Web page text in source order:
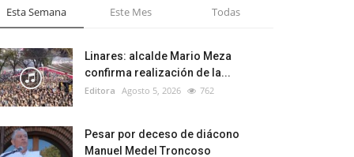
Esta Semana Este Mes Todas
Linares: alcalde Mario Meza
confirma realización de la...
Editora Agosto 5, 2026 762
Pesar por deceso de diácono
Manuel Medel Troncoso